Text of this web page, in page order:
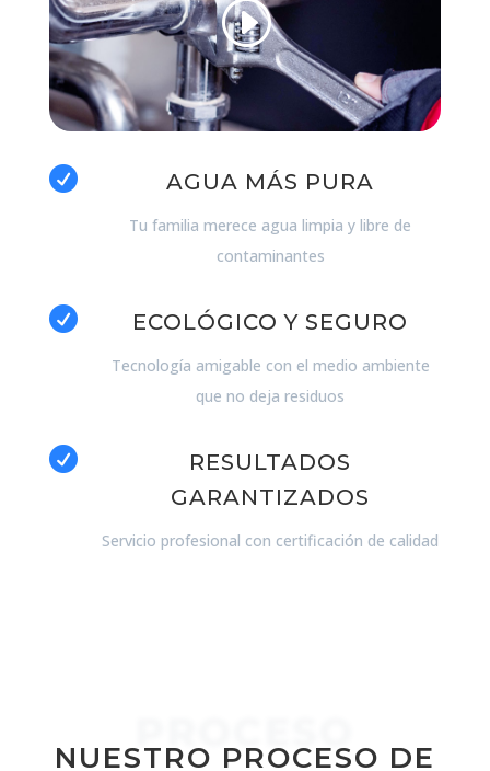
 AGUA MÁS PURA
Tu familia merece agua limpia y libre de
contaminantes
 ECOLÓGICO Y SEGURO
Tecnología amigable con el medio ambiente
que no deja residuos

RESULTADOS
GARANTIZADOS
Servicio profesional con certificación de calidad
NUESTRO PROCESO DE